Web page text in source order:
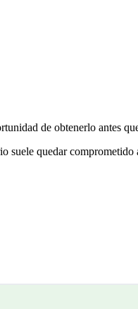
de obtenerlo antes
suele quedar